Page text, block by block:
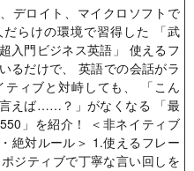
デロイト、マイクロソフトで
らけの環境で習得した 「武
入門ビジネス英語」 使えるフ
るだけで、 英語での会話がラ
ティブと対峙しても、 「こん
えば……？」がなくなる 「最
」を紹介！ ＜非ネイティブ
絶対ルール＞ 1.使えるフレー
ジティブで丁寧な言い回しを